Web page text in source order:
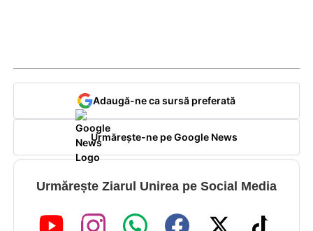
Adaugă-ne ca sursă preferată
Urmărește-ne pe Google News
Urmărește Ziarul Unirea pe Social Media